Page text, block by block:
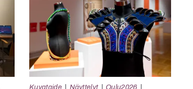
Kuvataide Näyttelyt Oulu2026